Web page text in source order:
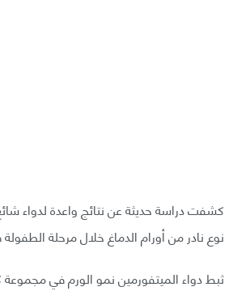
كشفت دراسة حديثة عن نتائج واعدة لدواء
نوع نادر من أورام الدماغ خلال مرحلة
ثبط دواء الميتفورمين نمو الورم في